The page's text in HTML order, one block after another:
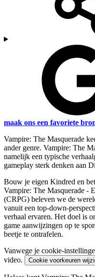
maak ons een favoriete
Vampire: The Masquerade
ander genre. Vampire: The
namelijk een typische
gameplay sterk denken aan
Bouw je eigen Kindred en
Vampire: The Masquerade -
(CRPG) beleven we de
vanuit een top-down-
verhaal ervaren. Het doel is
game aanwijzingen op te
beetje te ontrafelen.
Vanwege je cookie-
video.
Cookie voorkeuren